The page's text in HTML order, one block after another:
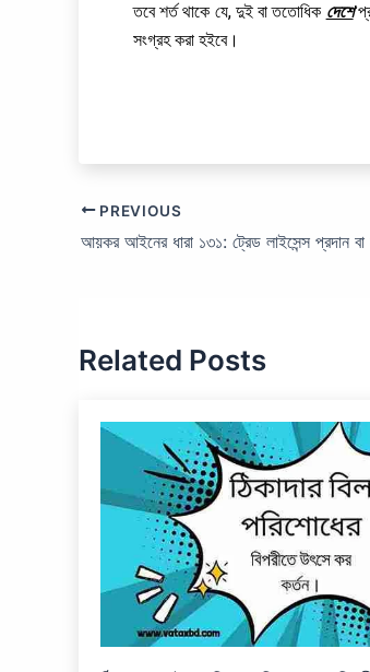
তবে শর্ত থাকে যে, দুই বা ততোধিক দেশে
সংগ্রহ করা হইবে।
PREVIOUS
Related Posts